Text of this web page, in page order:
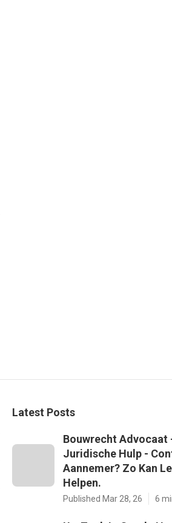
Latest Posts
Bouwrecht Advocaat
Juridische Hulp -
Aannemer? Zo Kan
Helpen.
Published Mar 28, 26 6